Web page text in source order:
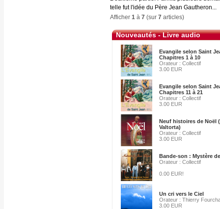
telle fut l'idée du Père Jean Gautheron...
Afficher 1 à 7 (sur 7 articles)
Nouveautés - Livre audio
Evangile selon Saint
Chapitres 1 à 10
Orateur : Collectif
3.00 EUR
Evangile selon Saint
Chapitres 11 à 21
Orateur : Collectif
3.00 EUR
Neuf histoires de Noël
Valtorta)
Orateur : Collectif
3.00 EUR
Bande-son : Mystère
Orateur : Collectif
0.00 EUR!
Un cri vers le Ciel
Orateur : Thierry
3.00 EUR